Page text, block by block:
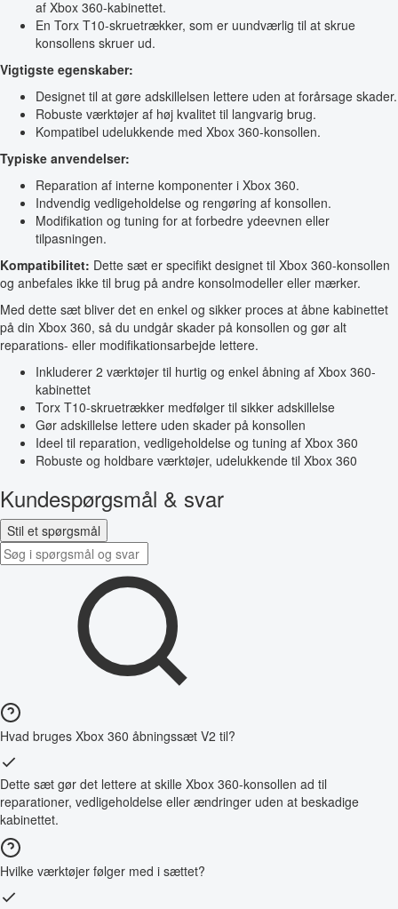
af Xbox 360-kabinettet.
En Torx T10-skruetrækker, som er uundværlig til at skrue
konsollens skruer ud.
Vigtigste egenskaber:
Designet til at gøre adskillelsen lettere uden at forårsage skader.
Robuste værktøjer af høj kvalitet til langvarig brug.
Kompatibel udelukkende med Xbox 360-konsollen.
Typiske anvendelser:
Reparation af interne komponenter i Xbox 360.
Indvendig vedligeholdelse og rengøring af konsollen.
Modifikation og tuning for at forbedre ydeevnen eller
tilpasningen.
Kompatibilitet: Dette sæt er specifikt designet til Xbox 360-konsollen
og anbefales ikke til brug på andre konsolmodeller eller mærker.
Med dette sæt bliver det en enkel og sikker proces at åbne kabinettet
på din Xbox 360, så du undgår skader på konsollen og gør alt
reparations- eller modifikationsarbejde lettere.
Inkluderer 2 værktøjer til hurtig og enkel åbning af Xbox 360-
kabinettet
Torx T10-skruetrækker medfølger til sikker adskillelse
Gør adskillelse lettere uden skader på konsollen
Ideel til reparation, vedligeholdelse og tuning af Xbox 360
Robuste og holdbare værktøjer, udelukkende til Xbox 360
Kundespørgsmål & svar
Stil et spørgsmål
Hvad bruges Xbox 360 åbningssæt V2 til?
Dette sæt gør det lettere at skille Xbox 360-konsollen ad til
reparationer, vedligeholdelse eller ændringer uden at beskadige
kabinettet.
Hvilke værktøjer følger med i sættet?